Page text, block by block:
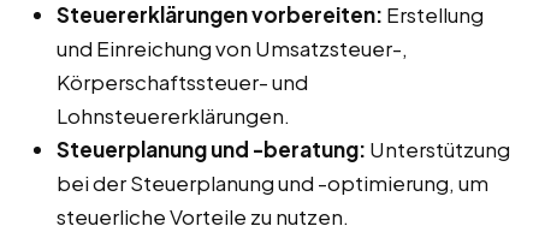
Steuererklärungen vorbereiten: Erstellung
und Einreichung von Umsatzsteuer-,
Körperschaftssteuer- und
Lohnsteuererklärungen.
Steuerplanung und -beratung: Unterstützung
bei der Steuerplanung und -optimierung, um
steuerliche Vorteile zu nutzen.